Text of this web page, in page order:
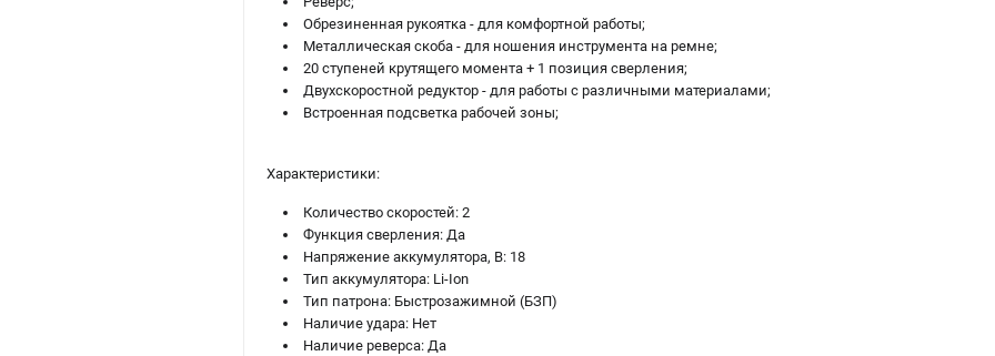
Обрезиненная рукоятка - для комфортной работы;
Металлическая скоба - для ношения инструмента на ремне;
20 ступеней крутящего момента + 1 позиция сверления;
Двухскоростной редуктор - для работы с различными материалами;
Встроенная подсветка рабочей зоны;
Характеристики:
Количество скоростей: 2
Функция сверления: Да
Напряжение аккумулятора, В: 18
Тип аккумулятора: Li-Ion
Тип патрона: Быстрозажимной (БЗП)
Наличие удара: Нет
Наличие реверса: Да